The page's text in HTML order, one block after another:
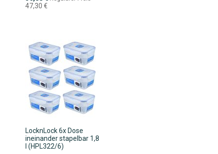
47,30 €
LocknLock 6x Dose
ineinander stapelbar 1,8
l (HPL322/6)